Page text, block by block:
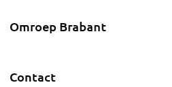
Omroep Brabant
Contact